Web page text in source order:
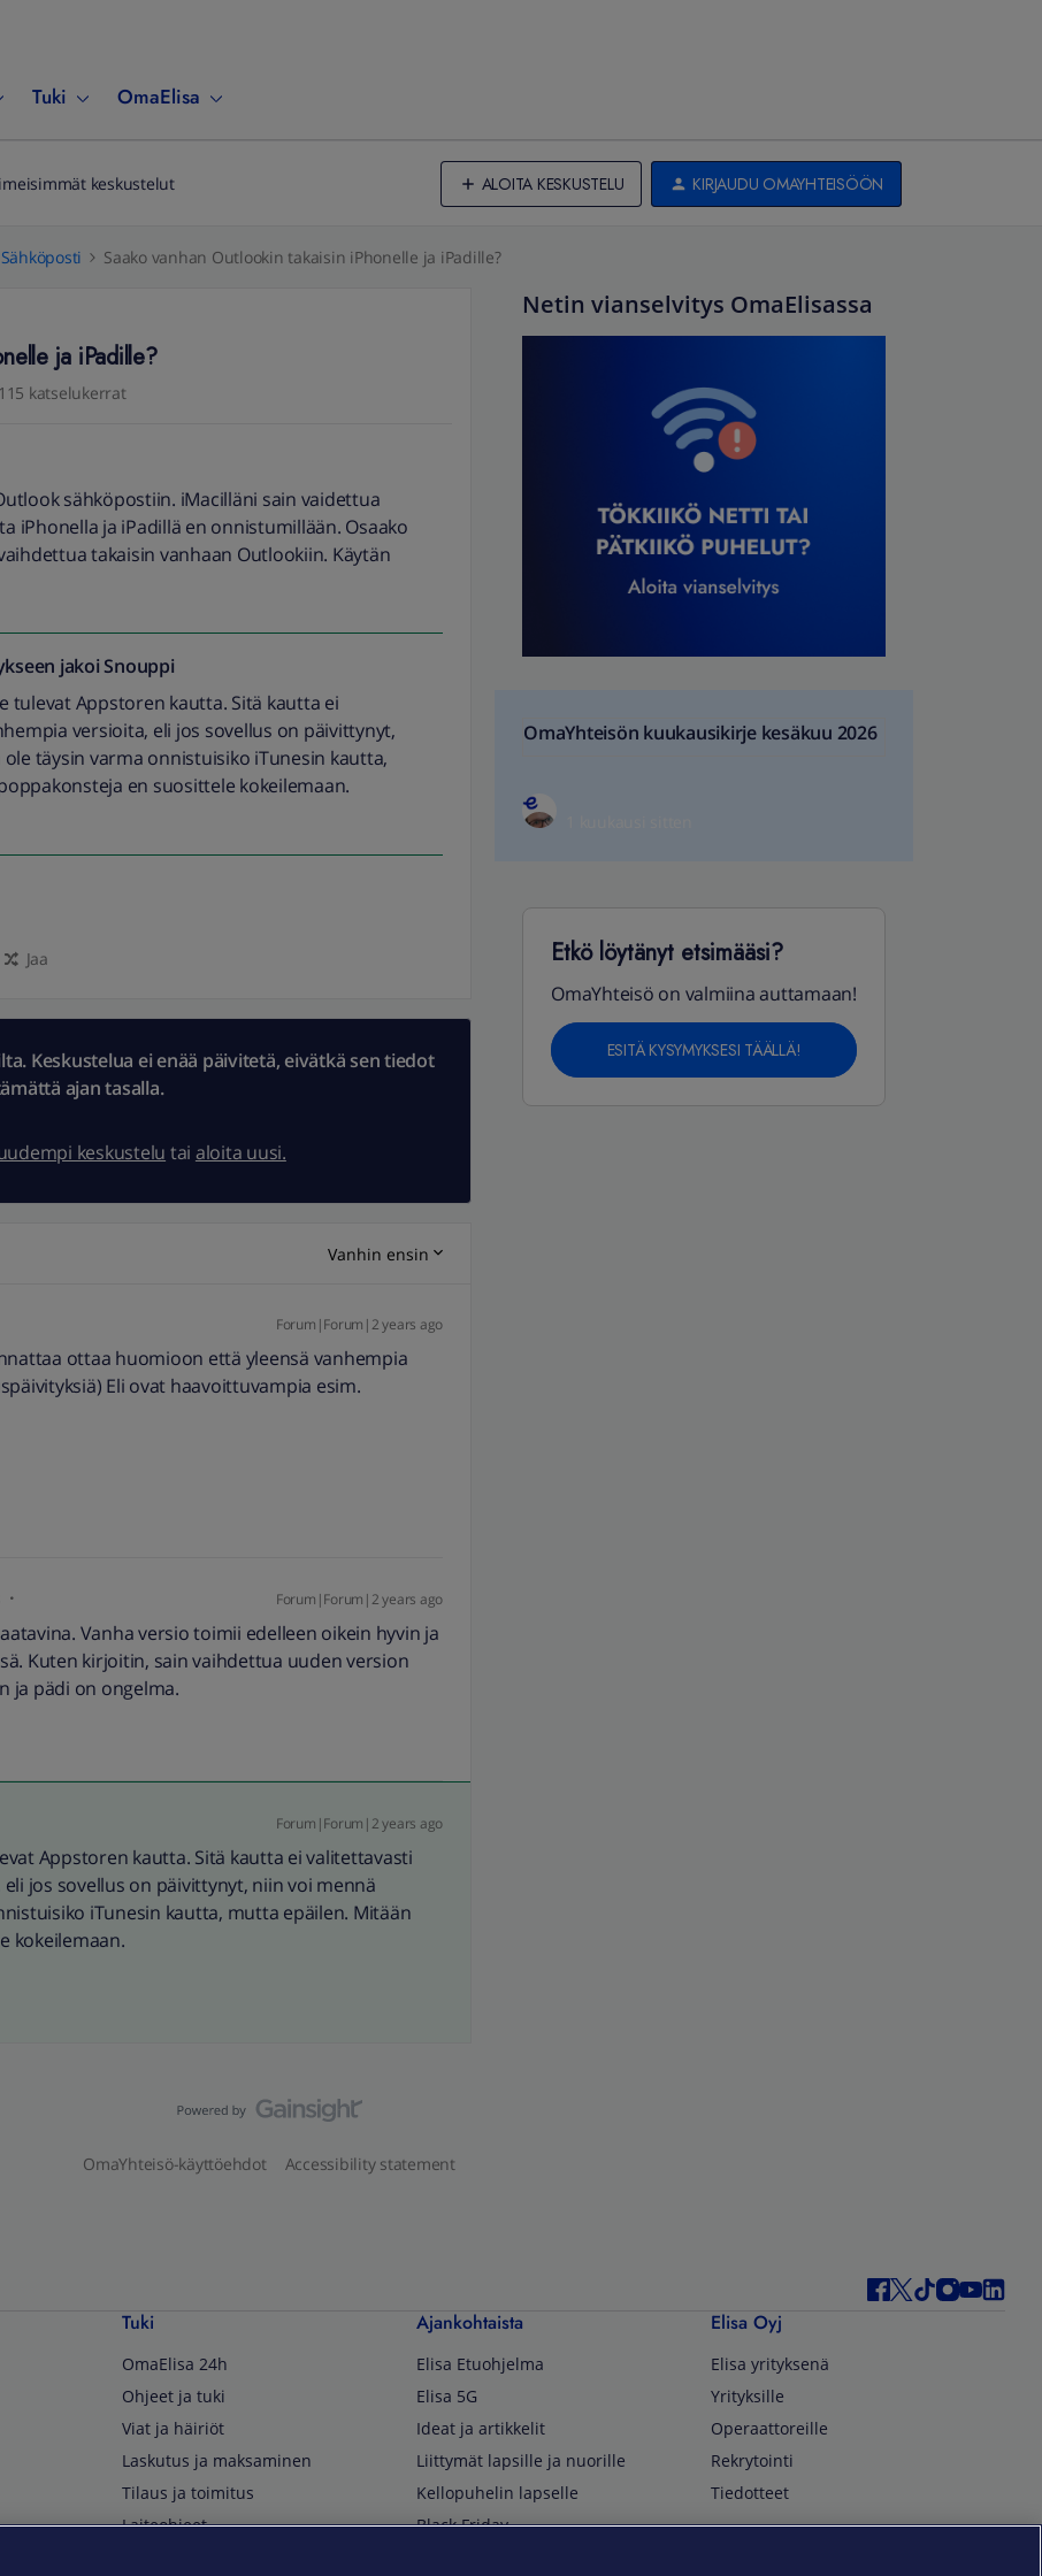
Tuki OmaElisa
keskustelut ALOITA KESKUSTELU KIRJAUDU OMAYHTEISÖÖN
Sähköposti Saako vanhan Outlookin takaisin iPhonelle ja iPadille?
ja iPadille?
115 katselukerrat
sähköpostiin. iMacilläni sain vaidettua
iPhonella ja iPadillä en onnistumillään. Osaako
takaisin vanhaan Outlookiin. Käytän
jakoiSnouppi
tulevat Appstoren kautta. Sitä kautta ei
versioita, eli jos sovellus on päivittynyt,
täysin varma onnistuisiko iTunesin kautta,
en suosittele kokeilemaan.
Jaa
Keskustelua ei enää päivitetä, eivätkä sen tiedot
ajan tasalla.
keskustelu tai aloita uusi.
Vanhin ensin
Forum|Forum|2 years ago
ottaa huomioon että yleensä vanhempia
Eli ovat haavoittuvampia esim.
Forum|Forum|2 years ago
Vanha versio toimii edelleen oikein hyvin ja
Kuten kirjoitin, sain vaihdettua uuden version
ja pädi on ongelma.
Forum|Forum|2 years ago
Appstoren kautta. Sitä kautta ei valitettavasti
jos sovellus on päivittynyt, niin voi mennä
iTunesin kautta, mutta epäilen. Mitään
kokeilemaan.
Netin vianselvitys OmaElisassa
OmaYhteisön kuukausikirje kesäkuu 2026
Etkö löytänyt etsimääsi?
OmaYhteisö on valmiina auttamaan!
ESITÄ KYSYMYKSESI TÄÄLLÄ!
OmaYhteisö-käyttöehdot Accessibility statement
Tuki
OmaElisa 24h
Ohjeet ja tuki
Viat ja häiriöt
Laskutus ja maksaminen
Tilaus ja toimitus
Laiteohjeet
Ajankohtaista
Elisa Etuohjelma
Elisa 5G
Ideat ja artikkelit
Liittymät lapsille ja nuorille
Kellopuhelin lapselle
Black Friday
Elisa Oyj
Elisa yrityksenä
Yrityksille
Operaattoreille
Rekrytointi
Tiedotteet